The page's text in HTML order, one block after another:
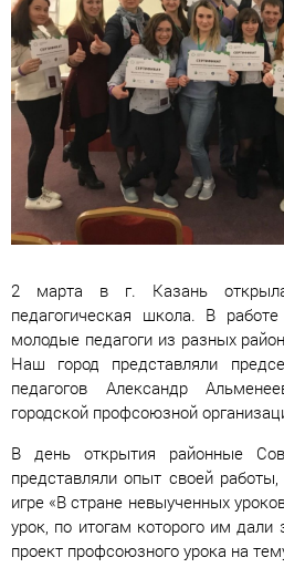
2 марта в г. Казань
педагогическая школа. В
молодые педагоги из разных
Наш город представляли
педагогов Александр
городской профсоюзной
В день открытия районные
представляли опыт своей
игре «В стране невыученных
урок, по итогам которого им дали
проект профсоюзного урока на